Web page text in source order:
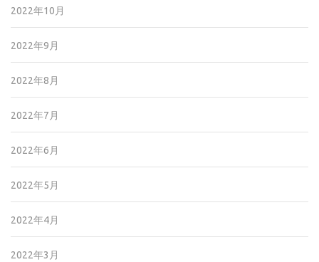
2022年10月
2022年9月
2022年8月
2022年7月
2022年6月
2022年5月
2022年4月
2022年3月